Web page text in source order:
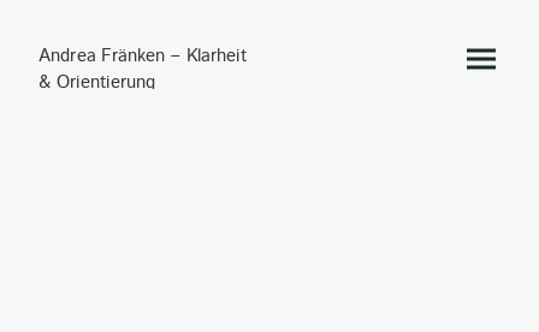
Andrea Fränken – Klarheit
& Orientierung